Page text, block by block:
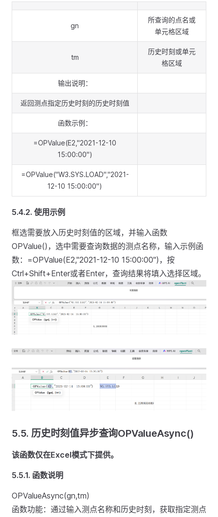
gn
所查询的点名或
单元格区域
tm
历史时刻或单元
格区域
输出说明：
返回测点指定历史时刻的历史时刻值
函数示例：
=OPValue(E2,"2021-12-10
15:00:00")
=OPValue("W3.SYS.LOAD","2021-
12-10 15:00:00")
5.4.2. 使用示例
框选需要放入历史时刻值的区域，并输入函数
OPValue()，选中需要查询数据的测点名称，输入示例函
数：=OPValue(E2,"2021-12-10 15:00:00")，按
Ctrl+Shift+Enter或者Enter，查询结果将填入选择区域。
5.5. 历史时刻值异步查询OPValueAsync()
该函数仅在Excel模式下提供。
5.5.1. 函数说明
OPValueAsync(gn,tm)
函数功能：通过输入测点名称和历史时刻，获取指定测点